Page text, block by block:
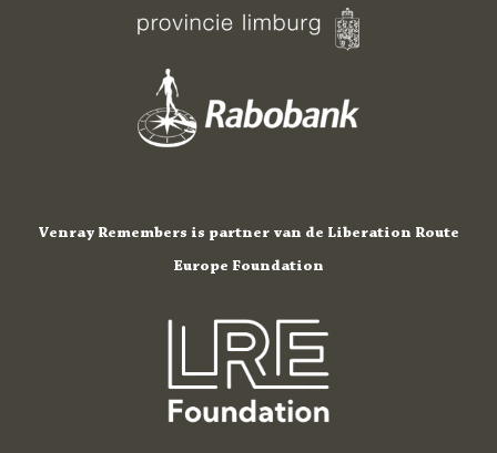
Venray Remembers is partner van de Liberation Route
Europe Foundation